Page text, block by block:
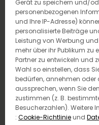
Gerät zu speichern und/
personenbezogenen
und Ihre IP-Adresse)
personalisierte Beiträge
Leistung von Werbung
mehr über ihr Publikum zu
Partner zu entwickeln und
Wahl so einstellen, dass
bedürfen, annehmen
aussprechen, wenn Sie
zustimmen (z. B.
Besucherzahlen). Weitere
: Cookie-Richtlinieund